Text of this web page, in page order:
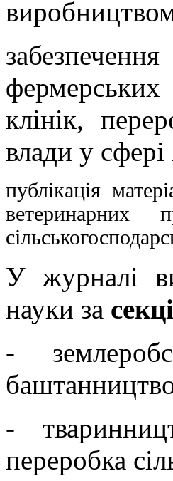
фермерських
клінік,
влади у
публікація
ветеринарних
У журналі
науки за
-
-
переробка